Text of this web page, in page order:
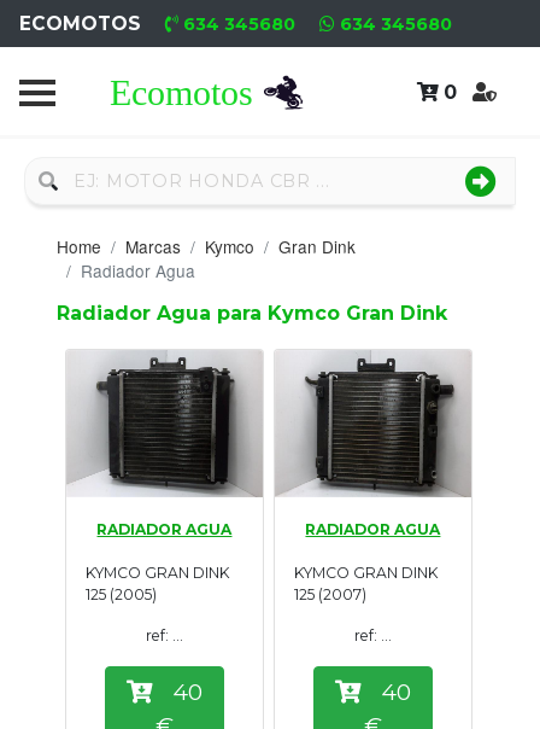
ECOMOTOS 634 345680 634 345680
0
Home
Nuevo
Neumáticos
Campa
Motores
Nuevos
Motores
Usados
Tasaciones
Formulario
Empresa
Home Marcas Kymco
Gran Dink
Radiador Agua
Radiador Agua para Kymco Gran Dink
RADIADOR AGUA
KYMCO GRAN DINK
125 (2005)
ref: ...
40
RADIADOR AGUA
KYMCO GRAN DINK
125 (2007)
ref: ...
40